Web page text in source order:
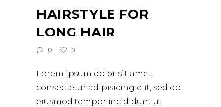
HAIRSTYLE FOR
LONG HAIR
0 0
Lorem ipsum dolor sit amet,
consectetur adipisicing elit, sed do
eiusmod tempor incididunt ut